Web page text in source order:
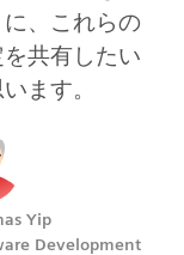
に、これらの
共有したい
ます。
Yip
Development